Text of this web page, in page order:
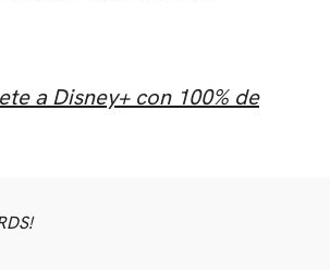
a Disney+ con 100% de